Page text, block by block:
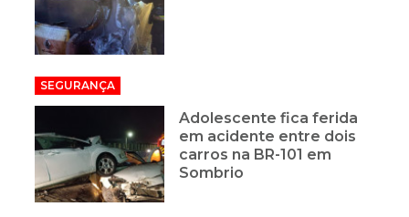
SEGURANÇA
Adolescente fica ferida
em acidente entre dois
carros na BR-101 em
Sombrio